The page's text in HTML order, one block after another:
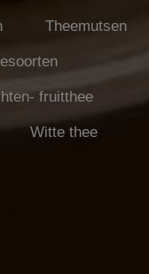
Theemutsen
fruitthee
Witte thee